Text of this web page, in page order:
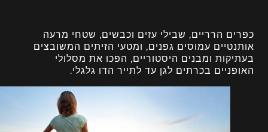
כפרים הרריים, שבילי עזים וכבשים, שטחי מרעה
אותנטיים עמוסים גפנים, ומטעי הזיתים המשובצים
בעתיקות ומבנים היסטוריים, הפכו את מסלולי
האופניים בכרתים לגן עד לתייר הדו גלגלי.